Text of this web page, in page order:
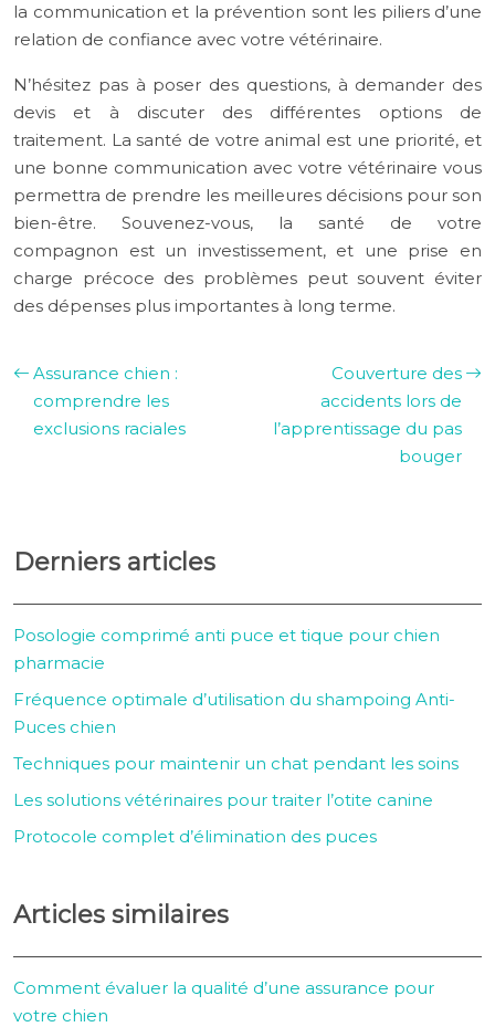
la communication et la prévention sont les piliers d’une
relation de confiance avec votre vétérinaire.
N’hésitez pas à poser des questions, à demander des
devis et à discuter des différentes options de
traitement. La santé de votre animal est une priorité, et
une bonne communication avec votre vétérinaire vous
permettra de prendre les meilleures décisions pour son
bien-être. Souvenez-vous, la santé de votre
compagnon est un investissement, et une prise en
charge précoce des problèmes peut souvent éviter
des dépenses plus importantes à long terme.
Assurance chien :
comprendre les
exclusions raciales
Couverture des
accidents lors de
l’apprentissage du pas
bouger
Derniers articles
Posologie comprimé anti puce et tique pour chien
pharmacie
Fréquence optimale d’utilisation du shampoing Anti-
Puces chien
Techniques pour maintenir un chat pendant les soins
Les solutions vétérinaires pour traiter l’otite canine
Protocole complet d’élimination des puces
Articles similaires
Comment évaluer la qualité d’une assurance pour
votre chien